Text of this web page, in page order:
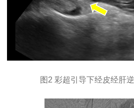
图2 彩超引导下经皮经肝